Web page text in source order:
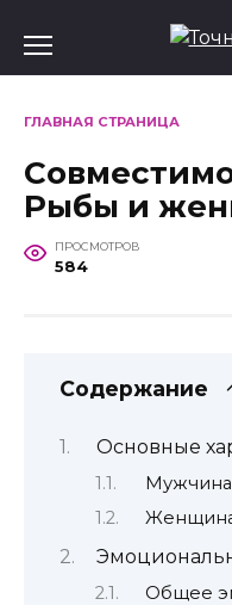
содержанию
ГЛАВНАЯ СТРАНИЦА
Рыбы и
ПРОСМОТРОВ
584
Содержание
Основные
Общее